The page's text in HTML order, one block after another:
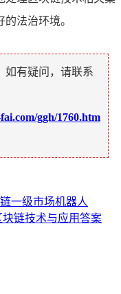
法治环境。
如有疑问，请联系
ggh/1760.htm
一级市场机器人
块链技术与应用答案